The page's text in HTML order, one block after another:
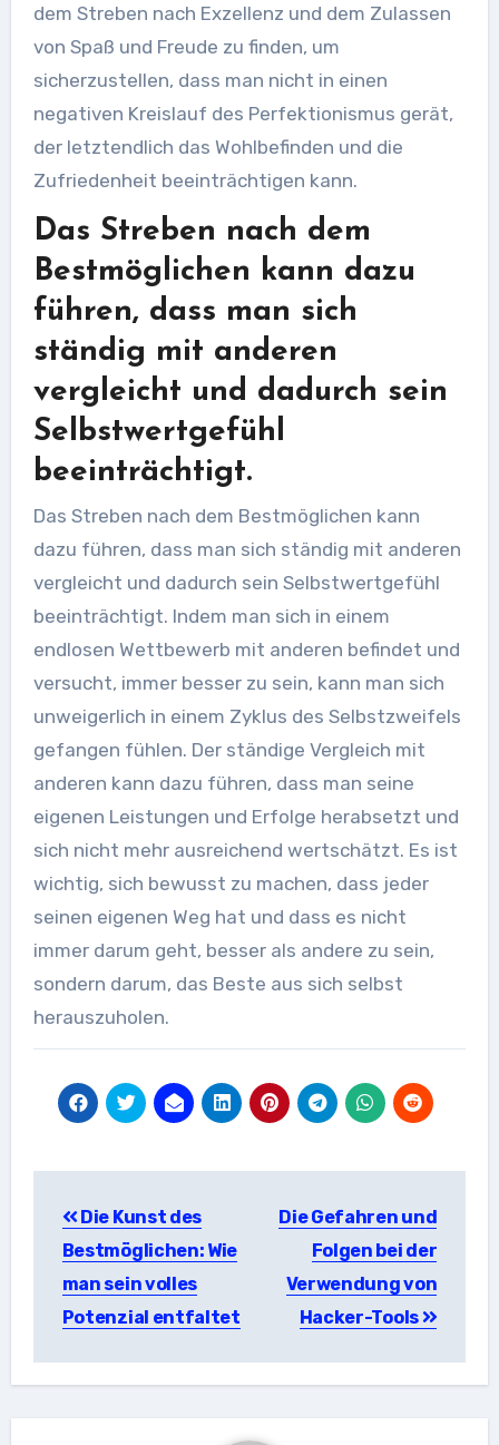
dem Streben nach Exzellenz und dem Zulassen
von Spaß und Freude zu finden, um
sicherzustellen, dass man nicht in einen
negativen Kreislauf des Perfektionismus gerät,
der letztendlich das Wohlbefinden und die
Zufriedenheit beeinträchtigen kann.
Das Streben nach dem
Bestmöglichen kann dazu
führen, dass man sich
ständig mit anderen
vergleicht und dadurch sein
Selbstwertgefühl
beeinträchtigt.
Das Streben nach dem Bestmöglichen kann
dazu führen, dass man sich ständig mit anderen
vergleicht und dadurch sein Selbstwertgefühl
beeinträchtigt. Indem man sich in einem
endlosen Wettbewerb mit anderen befindet und
versucht, immer besser zu sein, kann man sich
unweigerlich in einem Zyklus des Selbstzweifels
gefangen fühlen. Der ständige Vergleich mit
anderen kann dazu führen, dass man seine
eigenen Leistungen und Erfolge herabsetzt und
sich nicht mehr ausreichend wertschätzt. Es ist
wichtig, sich bewusst zu machen, dass jeder
seinen eigenen Weg hat und dass es nicht
immer darum geht, besser als andere zu sein,
sondern darum, das Beste aus sich selbst
herauszuholen.
Die Kunst des
Bestmöglichen: Wie
man sein volles
Potenzial entfaltet
Die Gefahren und
Folgen bei der
Verwendung von
Hacker-Tools